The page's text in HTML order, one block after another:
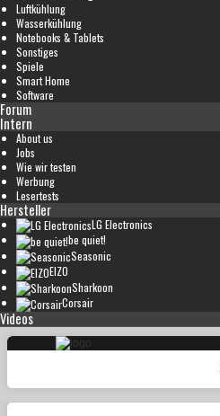
Luftkühlung
Wasserkühlung
Notebooks & Tablets
Sonstiges
Spiele
Smart Home
Software
Forum
Intern
About us
Jobs
Wie wir testen
Werbung
Lesertests
Hersteller
LG Electronics
be quiet!
Seasonic
EIZO
Sharkoon
Corsair
Videos